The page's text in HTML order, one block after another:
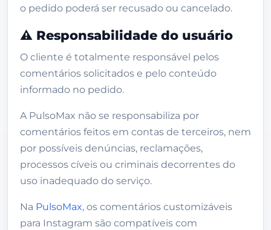
o pedido poderá ser recusado ou cancelado.
⚠️ Responsabilidade do usuário
O cliente é totalmente responsável pelos
comentários solicitados e pelo conteúdo
informado no pedido.
A PulsoMax não se responsabiliza por
comentários feitos em contas de terceiros, nem
por possíveis denúncias, reclamações,
processos cíveis ou criminais decorrentes do
uso inadequado do serviço.
Na PulsoMax, os comentários customizáveis
para Instagram são compatíveis com